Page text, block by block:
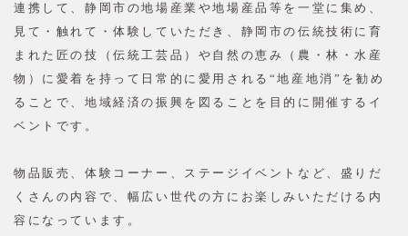
連携して、静岡市の地場産業や地場産品等を一堂に集め、
見て・触れて・体験していただき、静岡市の伝統技術に育
まれた匠の技（伝統工芸品）や自然の恵み（農・林・水産
物）に愛着を持って日常的に愛用される“地産地消”を勧め
ることで、地域経済の振興を図ることを目的に開催するイ
ベントです。
物品販売、体験コーナー、ステージイベントなど、盛りだ
くさんの内容で、幅広い世代の方にお楽しみいただける内
容になっています。